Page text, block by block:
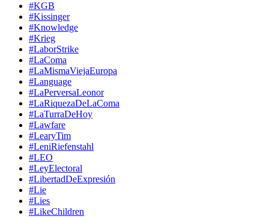
#KGB
#Kissinger
#Knowledge
#Krieg
#LaborStrike
#LaComa
#LaMismaViejaEuropa
#Language
#LaPerversaLeonor
#LaRiquezaDeLaComa
#LaTurraDeHoy
#Lawfare
#LearyTim
#LeniRiefenstahl
#LEO
#LeyElectoral
#LibertadDeExpresión
#Lie
#Lies
#LikeChildren